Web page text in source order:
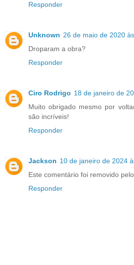
Responder
Unknown 26 de maio de 2020
Droparam a obra?
Responder
Ciro Rodrigo 18 de janeiro de
Muito obrigado mesmo por
são incríveis!
Responder
Jackson 10 de janeiro de 2024
Este comentário foi removido
Responder